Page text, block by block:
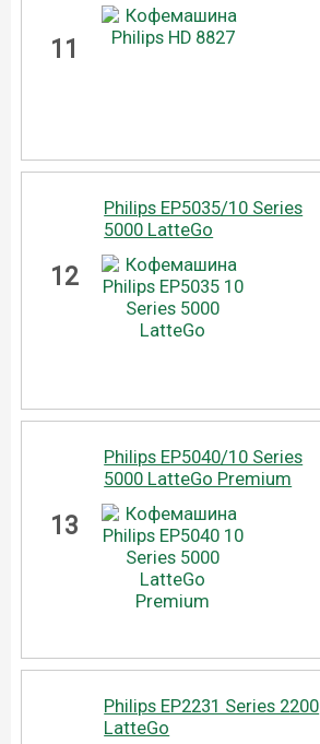
11
12
Philips EP5035/10 Series
5000 LatteGo
13
Philips EP5040/10 Series
5000 LatteGo Premium
Philips EP2231 Series 2200
LatteGo